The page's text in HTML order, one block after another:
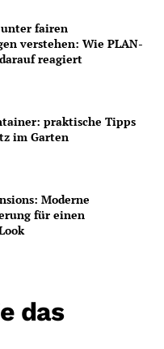
unter fairen
verstehen: Wie PLAN-
darauf reagiert
praktische Tipps
im Garten
Moderne
für einen
das